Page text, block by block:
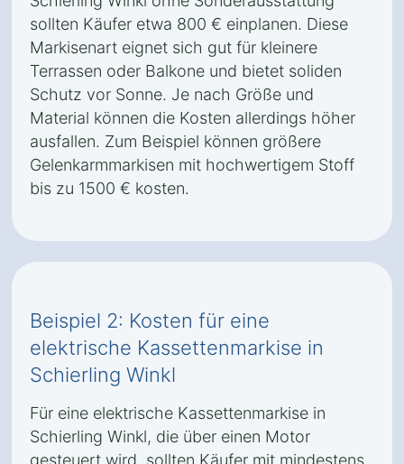
sollten Käufer etwa 800 € einplanen. Diese
Markisenart eignet sich gut für kleinere
Terrassen oder Balkone und bietet soliden
Schutz vor Sonne. Je nach Größe und
Material können die Kosten allerdings höher
ausfallen. Zum Beispiel können größere
Gelenkarmmarkisen mit hochwertigem Stoff
bis zu 1500 € kosten.
Beispiel 2: Kosten für eine
elektrische Kassettenmarkise in
Schierling Winkl
Für eine elektrische Kassettenmarkise in
Schierling Winkl, die über einen Motor
gesteuert wird, sollten Käufer mit mindestens